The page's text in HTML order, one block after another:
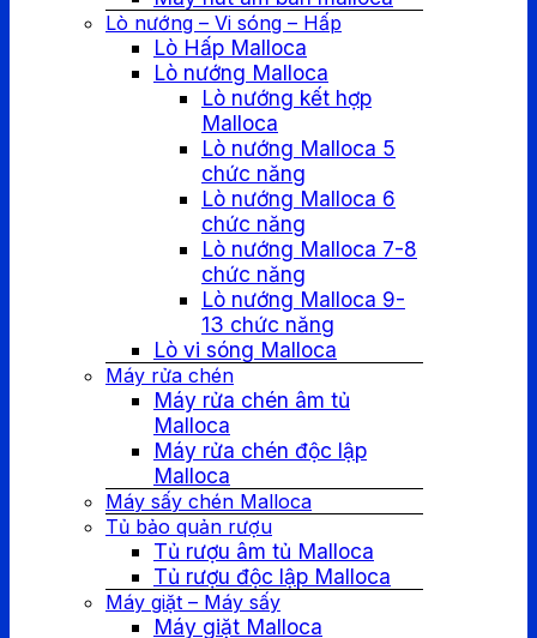
Lò nướng – Vi sóng – Hấp
Lò Hấp Malloca
Lò nướng Malloca
Lò nướng kết hợp
Malloca
Lò nướng Malloca 5
chức năng
Lò nướng Malloca 6
chức năng
Lò nướng Malloca 7-8
chức năng
Lò nướng Malloca 9-
13 chức năng
Lò vi sóng Malloca
Máy rửa chén
Máy rửa chén âm tủ
Malloca
Máy rửa chén độc lập
Malloca
Máy sấy chén Malloca
Tủ bảo quản rượu
Tủ rượu âm tủ Malloca
Tủ rượu độc lập Malloca
Máy giặt – Máy sấy
Máy giặt Malloca